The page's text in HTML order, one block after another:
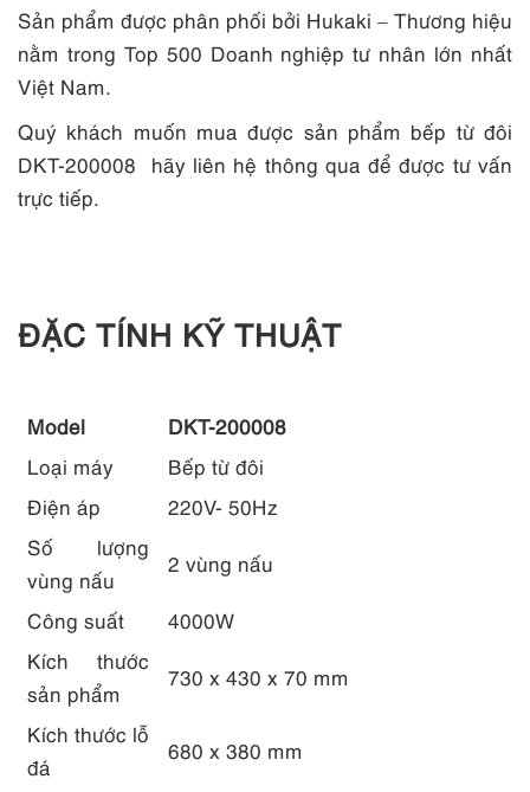
Sản phẩm được phân phối bởi Hukaki – Thương hiệu
nằm trong Top 500 Doanh nghiệp tư nhân lớn nhất
Việt Nam.
Quý khách muốn mua được sản phẩm bếp từ đôi
DKT-200008 hãy liên hệ thông qua để được tư vấn
trực tiếp.
ĐẶC TÍNH KỸ THUẬT
Model
DKT-200008
Loại máy
Bếp từ đôi
Điện áp
220V- 50Hz
Số lượng
vùng nấu
2 vùng nấu
Công suất
4000W
Kích thước
sản phẩm
730 x 430 x 70 mm
Kích thước lỗ
đá
680 x 380 mm